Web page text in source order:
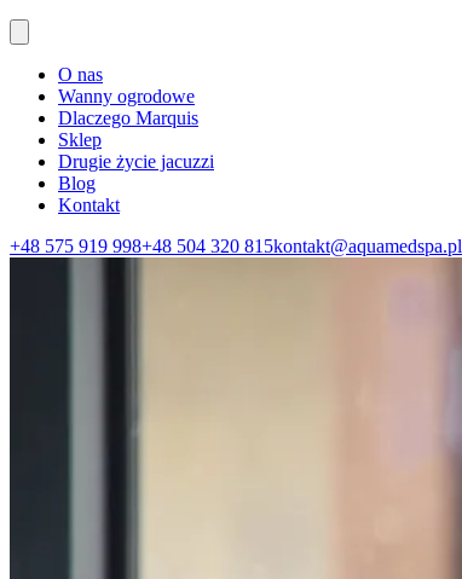
O nas
Wanny ogrodowe
Dlaczego Marquis
Sklep
Drugie życie jacuzzi
Blog
Kontakt
+48 575 919 998+48 504 320 815kontakt@aquamedspa.pl